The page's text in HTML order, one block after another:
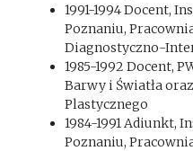
1991-1994 Docent,
Poznaniu,
Diagnostyczno-
1985-1992 Docent,
Barwy i Światła
Plastycznego
1984-1991 Adiunkt,
Poznaniu,